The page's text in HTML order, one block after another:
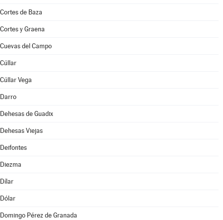
Cortes de Baza
Cortes y Graena
Cuevas del Campo
Cúllar
Cúllar Vega
Darro
Dehesas de Guadix
Dehesas Viejas
Deifontes
Diezma
Dílar
Dólar
Domingo Pérez de Granada